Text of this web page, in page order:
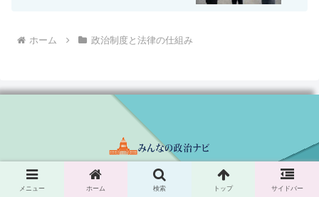
ホーム 政治制度と法律の仕組み
サイトマップ
プライバシーポリシー
メニュー ホーム 検索 トップ サイドバー